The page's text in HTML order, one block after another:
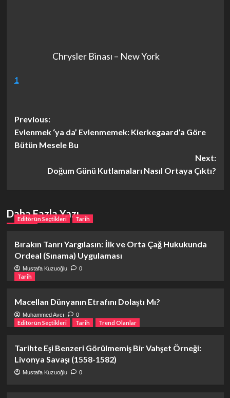
Chrysler Binası – New York
1
Post
navigation
Previous:
Evlenmek ‘ya da’ Evlenmemek: Kierkegaard’a Göre
Bütün Mesele Bu
Next:
Doğum Günü Kutlamaları Nasıl Ortaya Çıktı?
Daha Fazla Yazı
Editörün Seçtikleri Tarih
Bırakın Tanrı Yargılasın: İlk ve Orta Çağ Hukukunda
Ordeal (Sınama) Uygulaması
Mustafa Kuzuoğlu 0
Tarih
Macellan Dünyanın Etrafını Dolaştı Mı?
Muhammed Avcı 0
Editörün Seçtikleri Tarih Trend Olanlar
Tarihte Eşi Benzeri Görülmemiş Bir Vahşet Örneği:
Livonya Savaşı (1558-1582)
Mustafa Kuzuoğlu 0